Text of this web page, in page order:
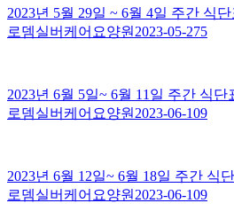
2023년 5월 29일 ~ 6월 4일 주간 식단
로뎀실버케어요양원 2023-05-275
2023년 6월 5일~ 6월 11일 주간 식단
로뎀실버케어요양원 2023-06-109
2023년 6월 12일~ 6월 18일 주간 식
로뎀실버케어요양원 2023-06-109